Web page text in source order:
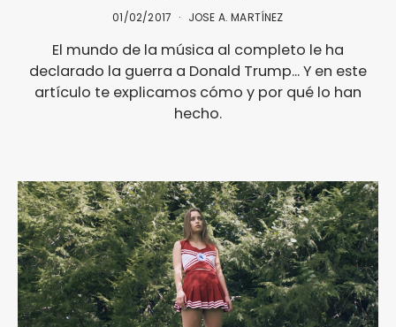
01/02/2017 JOSE A. MARTÍNEZ
El mundo de la música al completo le ha
declarado la guerra a Donald Trump... Y en este
artículo te explicamos cómo y por qué lo han
hecho.